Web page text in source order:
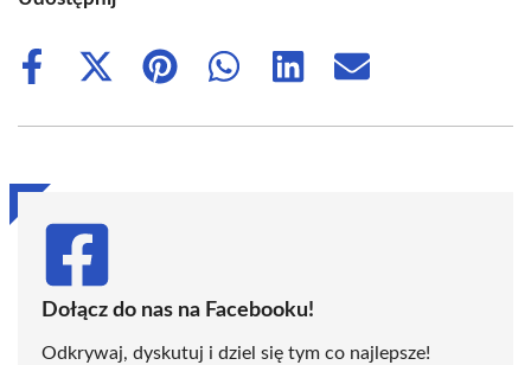
Share
Share
(Twitter)
Share
Share
Share
Share
Dołącz do nas na Facebooku!
Odkrywaj, dyskutuj i dziel się tym co najlepsze!